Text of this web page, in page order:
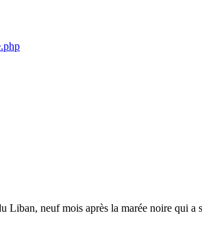
neuf mois après la marée noire qui